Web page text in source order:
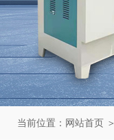
当前位置： 网站首页 ＞